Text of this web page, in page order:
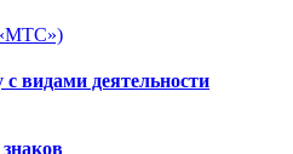
«МТС»)
видами деятельности